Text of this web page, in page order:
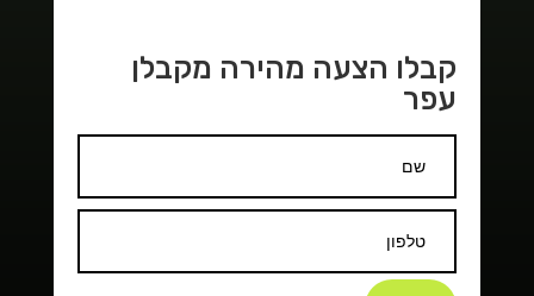
קבלו הצעה מהירה מקבלן
עפר